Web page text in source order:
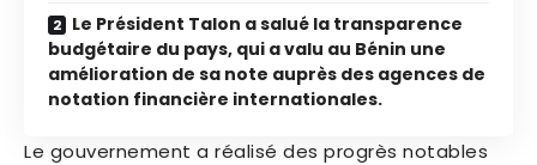
Le Président Talon a salué la transparence
budgétaire du pays, qui a valu au Bénin une
amélioration de sa note auprès des agences de
notation financière internationales.
Le gouvernement a réalisé des progrès notables